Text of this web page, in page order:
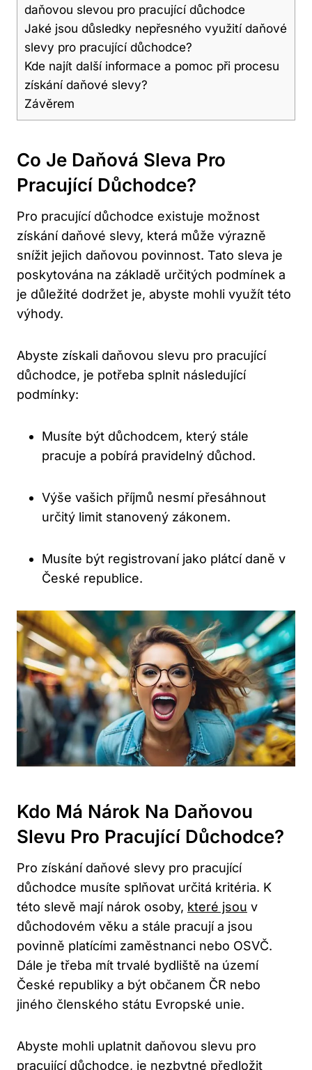
daňovou ​slevou pro pracující důchodce
Jaké ⁣jsou důsledky nepřesného využití daňové
⁣slevy ‌pro pracující důchodce?
Kde​ najít ‍další informace ​a pomoc ⁣při ⁤procesu
získání‍ daňové slevy?
Závěrem
Co ​je⁢ Daňová Sleva Pro
Pracující Důchodce?
Pro pracující důchodce existuje ​možnost
získání ⁢daňové slevy, která může‍ výrazně‌
snížit jejich daňovou​ povinnost. Tato sleva je
poskytována na základě určitých podmínek a
je ​důležité dodržet je, abyste mohli ‌využít této
výhody.
Abyste ‌získali⁢ daňovou slevu pro pracující
důchodce, ⁤je potřeba splnit následující
podmínky:
Musíte být⁣ důchodcem, který stále
pracuje a‍ pobírá pravidelný důchod.
Výše vašich⁢ příjmů nesmí přesáhnout
určitý limit stanovený⁤ zákonem.
Musíte být registrovaní jako⁢ plátcí​ daně v
České ⁢republice.
Kdo​ Má Nárok‍ Na‍ Daňovou⁣
Slevu ​pro Pracující ‍důchodce?
Pro získání daňové‍ slevy ‌pro⁢ pracující
důchodce musíte splňovat ⁢určitá kritéria. K
⁣této slevě mají nárok osoby, které ⁣jsou ‌v
důchodovém věku‍ a ⁣stále⁢ pracují⁢ a⁤ jsou
povinně platícími zaměstnanci⁢ nebo OSVČ.
Dále ‌je třeba​ mít⁣ trvalé bydliště na území
České ⁣republiky ⁢a být občanem ČR nebo
jiného členského⁢ státu ‌Evropské unie.
Abyste mohli uplatnit daňovou slevu​ pro
pracující důchodce, je nezbytné předložit‌